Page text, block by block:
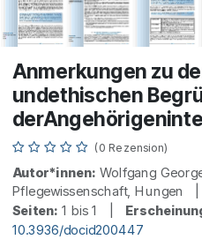
Anmerkungen zu
undethischen
(0 Rezension)
Autor*innen: Wolfgang
Pflegewissenschaft, Hungen
Seiten: 1 bis 1 |
10.3936/docid200447